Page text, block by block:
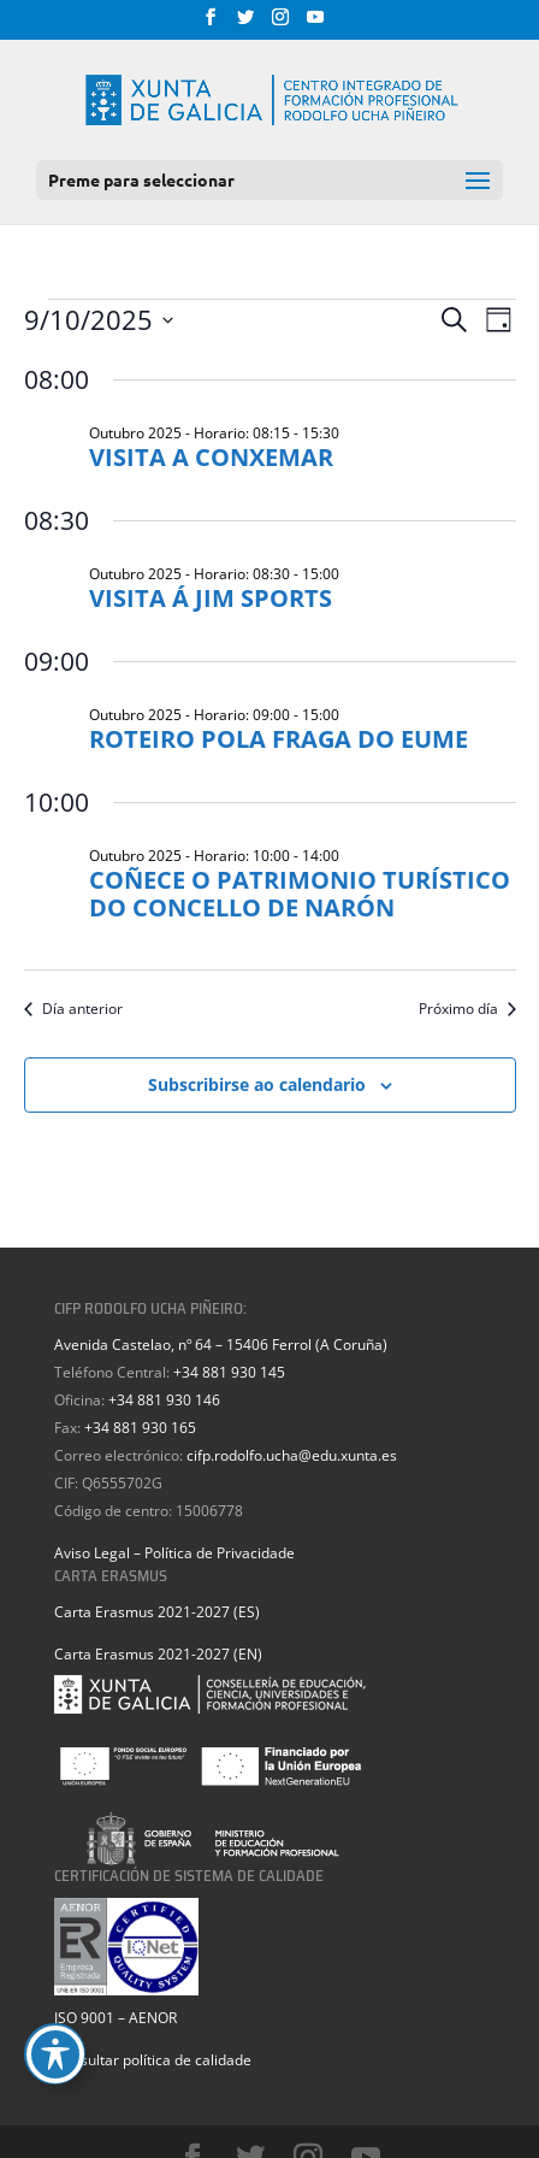
Preme para seleccionar
EVENTOS
FOR
OUTUBRO
2025
BUSCA
EVENTOS
Procurar
DE
Día
9/10/2025
date.
08:00
VISITA A CONXEMAR
Outubro 2025 - Horario: 08:15- 15:30
08:30
VISITA Á JIM SPORTS
Outubro 2025 - Horario: 08:30- 15:00
09:00
ROTEIRO POLA FRAGA DO EUME
Outubro 2025 - Horario: 09:00- 15:00
10:00
COÑECE O PATRIMONIO TURÍSTICO
DO CONCELLO DE NARÓN
Outubro 2025 - Horario: 10:00- 14:00
Día anterior Próximo día
Subscribirse ao calendario
CIFP RODOLFO UCHA PIÑEIRO:
Avenida Castelao, nº 64 – 15406 Ferrol (A Coruña)
Teléfono Central: +34 881 930 145
Oficina: +34 881 930 146
Fax: +34 881 930 165
Correo electrónico: cifp.rodolfo.ucha@edu.xunta.es
CIF: Q6555702G
Código de centro: 15006778
Aviso Legal – Política de Privacidade
CARTA ERASMUS
Carta Erasmus 2021-2027 (ES)
Carta Erasmus 2021-2027 (EN)
CERTIFICACIÓN DE SISTEMA DE CALIDADE
ISO 9001 – AENOR
Consultar política de calidade